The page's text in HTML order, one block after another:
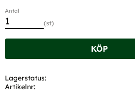
Antal
st
KÖP
Lagerstatus
Artikelnr